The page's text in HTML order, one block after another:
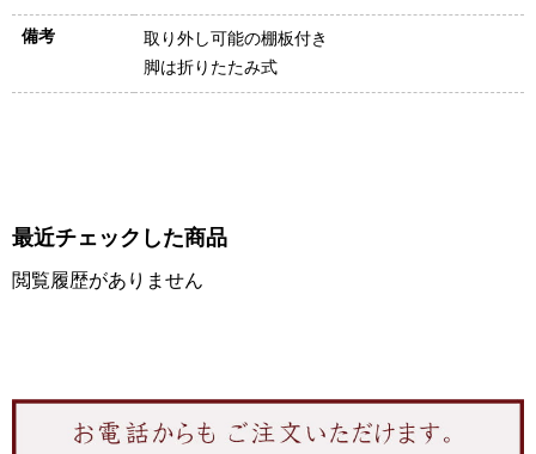
備考
取り外し可能の棚板付き
脚は折りたたみ式
最近チェックした商品
閲覧履歴がありません